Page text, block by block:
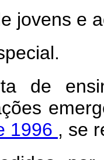
jovens e
de
1996 , se